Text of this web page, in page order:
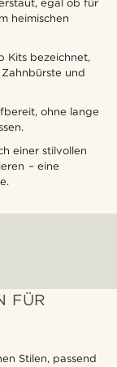
egal ob für
heimischen
Kits bezeichnet,
und
ohne lange
einer stilvollen
– eine
FÜR
Stilen, passend